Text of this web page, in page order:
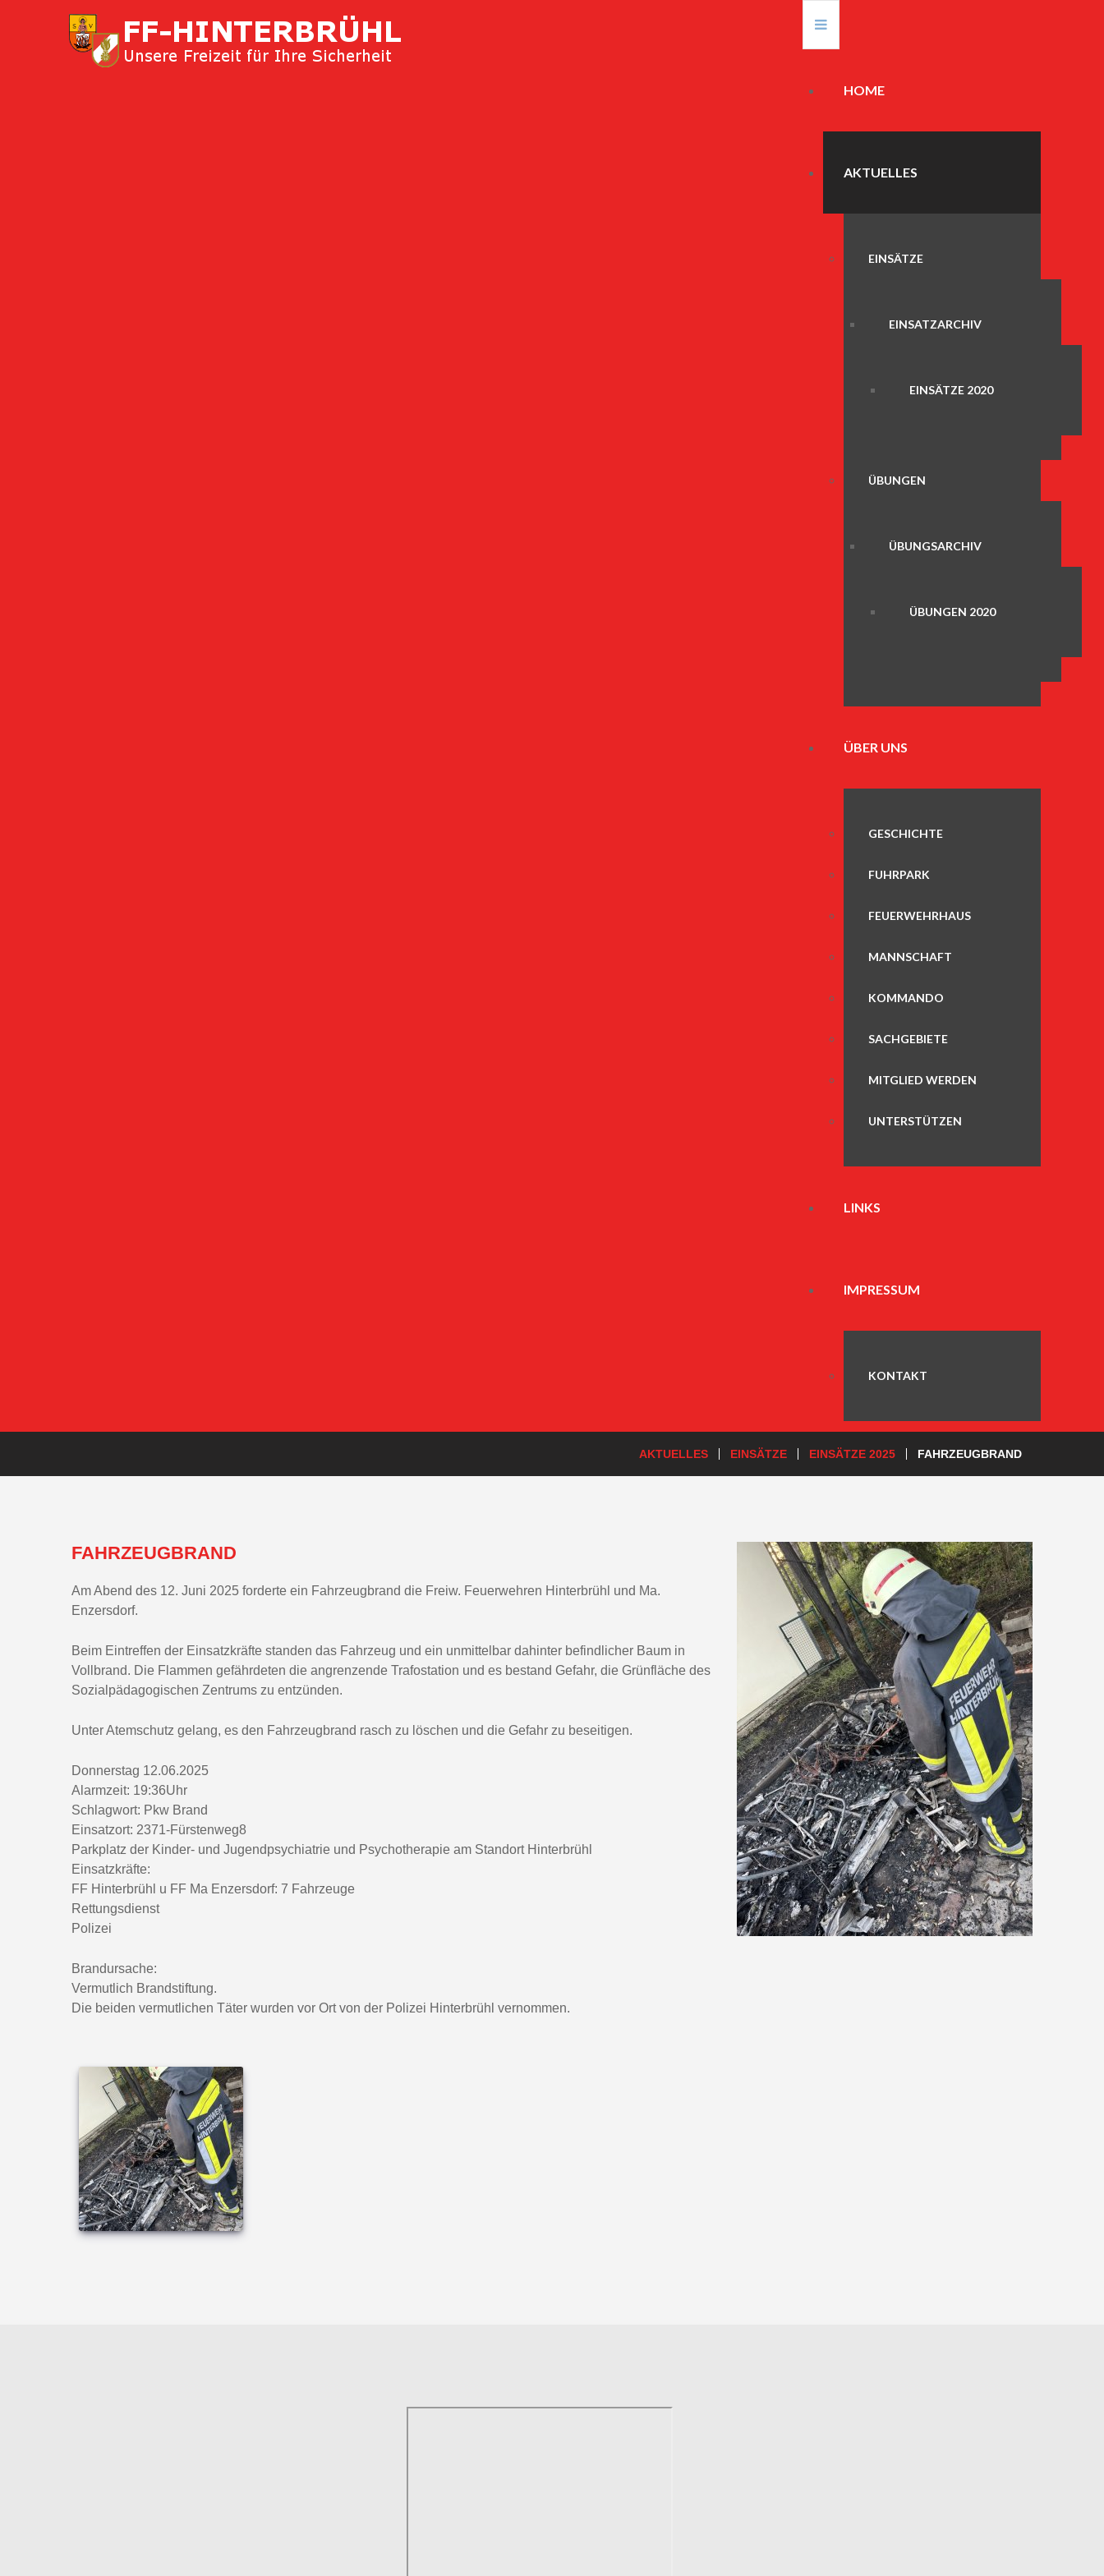
HOME
AKTUELLES
EINSÄTZE
EINSATZARCHIV
EINSÄTZE 2020
ÜBUNGEN
ÜBUNGSARCHIV
ÜBUNGEN 2020
ÜBER UNS
GESCHICHTE
FUHRPARK
FEUERWEHRHAUS
MANNSCHAFT
KOMMANDO
SACHGEBIETE
MITGLIED WERDEN
UNTERSTÜTZEN
LINKS
IMPRESSUM
KONTAKT
AKTUELLES EINSÄTZE EINSÄTZE 2025 FAHRZEUGBRAND
FAHRZEUGBRAND
Am Abend des 12. Juni 2025 forderte ein Fahrzeugbrand die Freiw. Feuerwehren Hinterbrühl und Ma.
Enzersdorf.
Beim Eintreffen der Einsatzkräfte standen das Fahrzeug und ein unmittelbar dahinter befindlicher Baum in
Vollbrand. Die Flammen gefährdeten die angrenzende Trafostation und es bestand Gefahr, die Grünfläche des
Sozialpädagogischen Zentrums zu entzünden.
Unter Atemschutz gelang, es den Fahrzeugbrand rasch zu löschen und die Gefahr zu beseitigen.
Donnerstag 12.06.2025
Alarmzeit: 19:36Uhr
Schlagwort: Pkw Brand
Einsatzort: 2371-Fürstenweg8
Parkplatz der Kinder- und Jugendpsychiatrie und Psychotherapie am Standort Hinterbrühl
Einsatzkräfte:
FF Hinterbrühl u FF Ma Enzersdorf: 7 Fahrzeuge
Rettungsdienst
Polizei
Brandursache:
Vermutlich Brandstiftung.
Die beiden vermutlichen Täter wurden vor Ort von der Polizei Hinterbrühl vernommen.